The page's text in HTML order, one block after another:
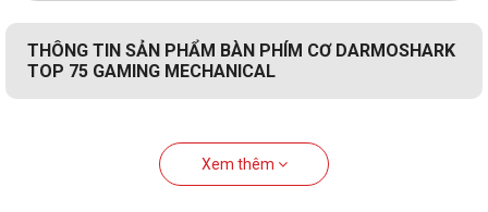
THÔNG TIN SẢN PHẨM BÀN PHÍM CƠ DARMOSHARK
TOP 75 GAMING MECHANICAL
Xem thêm